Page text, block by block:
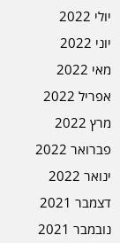
יולי 2022
יוני 2022
מאי 2022
אפריל 2022
מרץ 2022
פברואר 2022
ינואר 2022
דצמבר 2021
נובמבר 2021